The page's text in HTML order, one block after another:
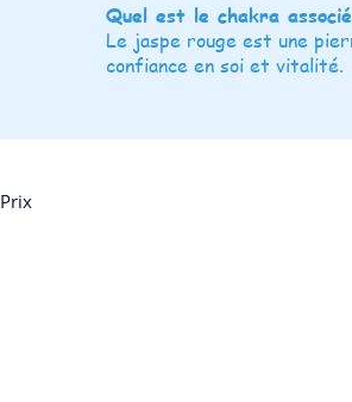
Quel est le chakra
Le jaspe rouge est une
confiance en soi et vitalité.
Prix